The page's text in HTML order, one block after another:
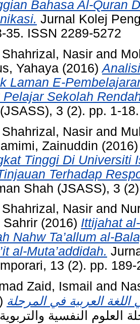
Bahasa Al-Quran
Jurnal Kolej
35. ISSN 2289-5272
Nasir and
Yahaya (2016)
Laman E-
Pelajar Sekolah
3 (2). pp. 1-
Nasir and
Zainuddin
Tinggi Di Universiti
Terhadap
Shah (JSASS), 3
Nasir and
Sahrir (2016) Ittijahat
Nahw Ta’allum al-
al-Muta’addidah.
13 (2). pp.
Zaid, Ismail and
العربية في المرحلة